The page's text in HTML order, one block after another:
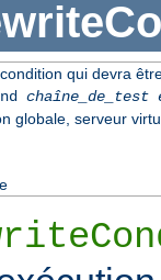
qui devra
chaîne_de_test
globale, serveur